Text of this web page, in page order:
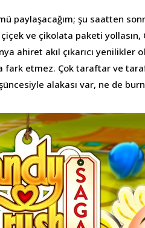
paylaşacağım; şu saatten
ve çikolata paketi
ahiret akıl çıkarıcı yenilikler
fark etmez. Çok taraftar ve
alakası var, ne de